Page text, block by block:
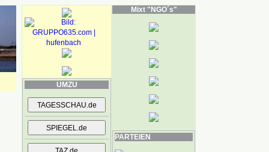
UMZU
Mixt "NGO´s"
PARTEIEN